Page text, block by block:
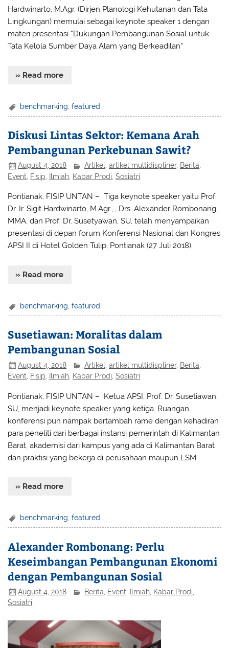
Hardwinarto, M.Agr. (Dirjen Planologi Kehutanan dan Tata
Lingkungan) memulai sebagai keynote speaker 1 dengan
materi presentasi “Dukungan Pembangunan Sosial untuk
Tata Kelola Sumber Daya Alam yang Berkeadilan”
» Read more
benchmarking ,featured
Diskusi Lintas Sektor: Kemana Arah
Pembangunan Perkebunan Sawit?
August 4, 2018 Artikel,artikel multidispliner, Berita,
Event
Fisip Ilmiah Kabar Prodi ,Sosiatri
Pontianak, FISIP UNTAN – Tiga keynote speaker yaitu Prof.
Dr. Ir. Sigit Hardwinarto, M.Agr., , Drs. Alexander Rombonang,
MMA, dan Prof. Dr. Susetyawan, SU, telah menyampaikan
presentasi di depan forum Konferensi Nasional dan Kongres
APSI II di Hotel Golden Tulip, Pontianak (27 Juli 2018).
» Read more
benchmarking ,featured
Susetiawan: Moralitas dalam
Pembangunan Sosial
August 4, 2018 Artikel ,artikel multidispliner, Berita
Event
Fisip Ilmiah Kabar Prodi ,Sosiatri
Pontianak, FISIP UNTAN – Ketua APSI, Prof. Dr. Susetiawan,
SU, menjadi keynote speaker yang ketiga. Ruangan
konferensi pun nampak bertambah rame dengan kehadiran
para peneliti dari berbagai instansi pemerintah di Kalimantan
Barat, akademisi dari kampus yang ada di Kalimantan Barat
dan praktisi yang bekerja di perusahaan maupun LSM.
» Read more
benchmarking ,featured
Alexander Rombonang: Perlu
Keseimbangan Pembangunan Ekonomi
dengan Pembangunan Sosial
August 4, 2018 Berita Event Ilmiah Kabar Prodi
Sosiatri